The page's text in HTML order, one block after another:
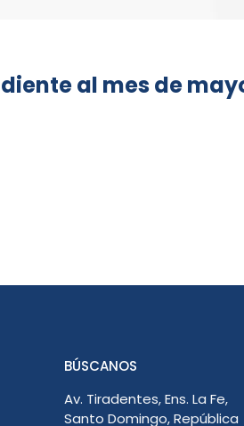
al mes de
BÚSCANOS
Av. Tiradentes, Ens. La Fe,
Santo Domingo, República